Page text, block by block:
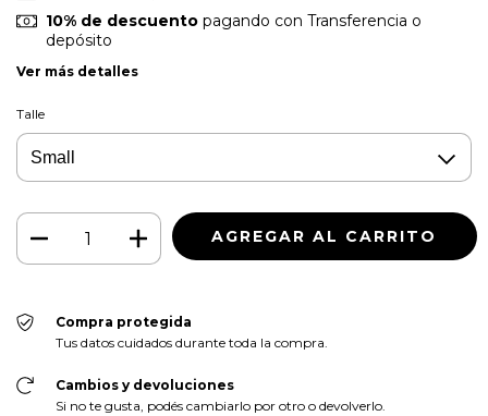
10% de descuentopagando con Transferencia o
depósito
Ver más detalles
Talle
Compra protegida
Tus datos cuidados durante toda la compra.
Cambios y devoluciones
Si no te gusta, podés cambiarlo por otro o devolverlo.